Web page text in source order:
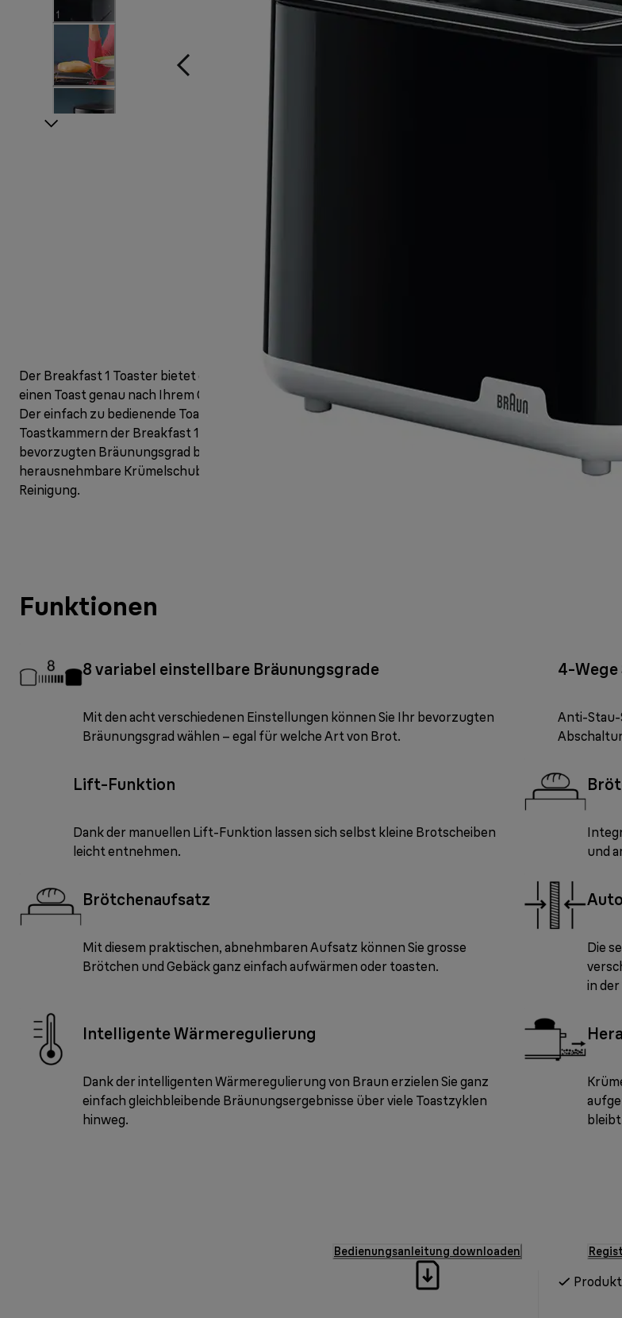
Der Breakfast 1 Toaster bietet genau das, was Sie für
einen Toast genau nach Ihrem Geschmack benötigen.
Der einfach zu bedienende Toaster mit zwei
Toastkammern der Breakfast 1 Serie lässt Sie Ihren
bevorzugten Bräunungsgrad bestimmen. Die
herausnehmbare Krümelschublade sorgt für einfache
Reinigung.
Funktionen
8 variabel einstellbare Bräunungsgrade
Mit den acht verschiedenen Einstellungen können Sie Ihr bevorzugten
Bräunungsgrad wählen – egal für welche Art von Brot.
4-
Anti-Stau-
Lift-Funktion
Dank der manuellen Lift-Funktion lassen sich selbst kleine Brotscheiben
leicht entnehmen.
und
Brötchenaufsatz
Mit diesem praktischen, abnehmbaren Aufsatz können Sie grosse
Brötchen und Gebäck ganz einfach aufwärmen oder toasten.
Die
in
Intelligente Wärmeregulierung
Dank der intelligenten Wärmeregulierung von Braun erzielen Sie ganz
einfach gleichbleibende Bräunungsergebnisse über viele Toastzyklen
hinweg.
Bedienungsanleitung downloaden